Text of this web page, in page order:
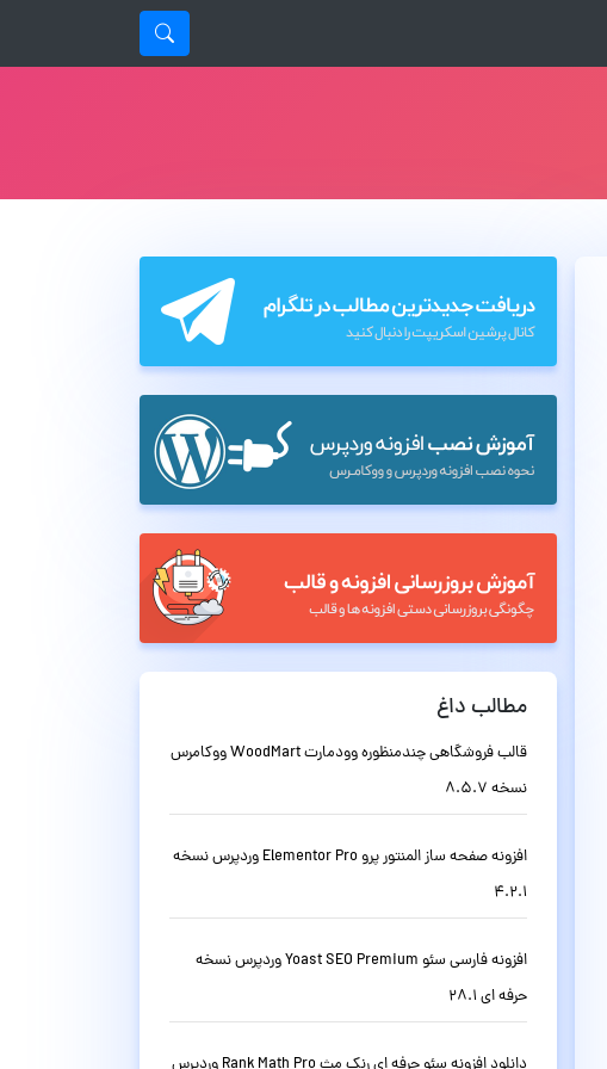
مطالب داغ
قالب فروشگاهی چندمنظوره وودمارت WoodMart ووکامرس
نسخه 8.5.7
افزونه صفحه ساز المنتور پرو Elementor Pro وردپرس نسخه
4.2.1
افزونه فارسی سئو Yoast SEO Premium وردپرس نسخه
حرفه ای 28.1